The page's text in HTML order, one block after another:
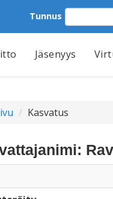
Tunnus
Jäsenyys
Kasvatus